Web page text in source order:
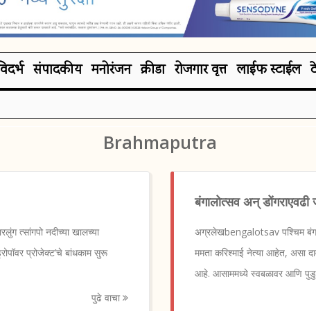
संपादकीय मनोरंजन क्रीडा रोजगार वृत्त लाईफ स्टाईल
Brahmaputra
त्सांगपो नदीच्या खालच्या
प्रोजेक्ट’चे बांधकाम सुरू
पुढे वाचा
बंगालोत्सव अन् डोंगराएवढी
अग्रलेखbengalotsav पश्चिम
ममता करिश्माई नेत्या आहेत, असा
आहे. आसाममध्ये स्वबळावर आणि